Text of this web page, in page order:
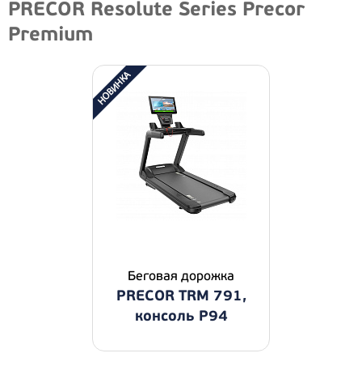
PRECOR Resolute Series Precor
Premium
Беговая дорожка
PRECOR TRM 791,
консоль P94